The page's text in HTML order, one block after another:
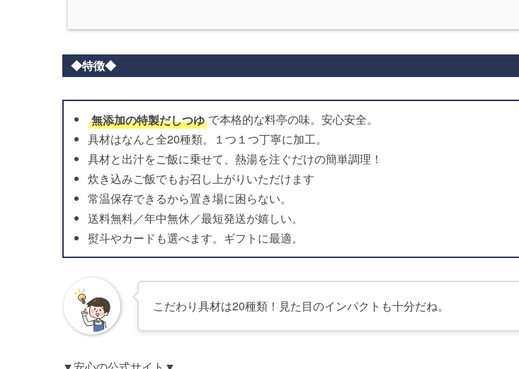
◆特徴◆
無添加の特製だしつゆ で本格的な料亭の味。安心安全。
具材はなんと全20種類。１つ１つ丁寧に加工。
具材と出汁をご飯に乗せて、熱湯を注ぐだけの簡単調理！
炊き込みご飯でもお召し上がりいただけます
常温保存できるから置き場に困らない。
送料無料／年中無休／最短発送が嬉しい。
熨斗やカードも選べます。ギフトに最適。
こだわり具材は20種類！見た目のインパクトも十分だね。